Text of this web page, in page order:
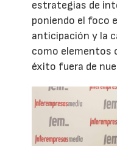
estrategias de
poniendo el foco
anticipación y la
como elementos
éxito fuera de